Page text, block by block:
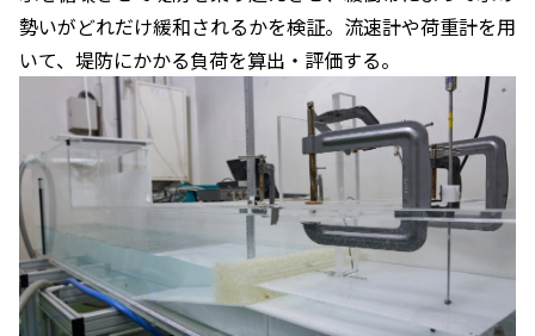
勢いがどれだけ緩和されるかを検証。流速計や荷重計を用
いて、堤防にかかる負荷を算出・評価する。